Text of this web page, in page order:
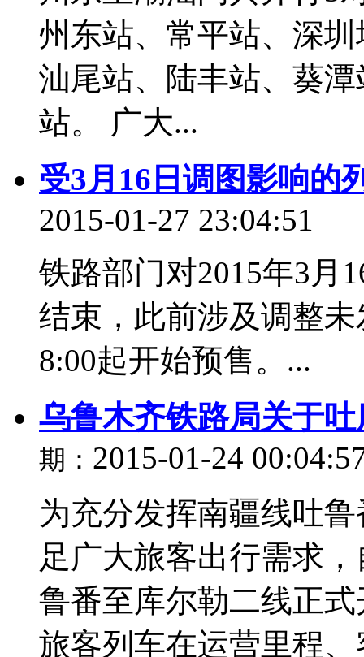
州东站、常平站、深
汕尾站、陆丰站、葵
站。 广大...
受3月16日调图影响的
2015-01-27 23:04:51
铁路部门对2015年3月
结束，此前涉及调整
8:00起开始预售。...
乌鲁木齐铁路局关于
期： 2015-01-24
为充分发挥南疆线吐
足广大旅客出行需求
鲁番至库尔勒二线正
旅客列车在运营里程